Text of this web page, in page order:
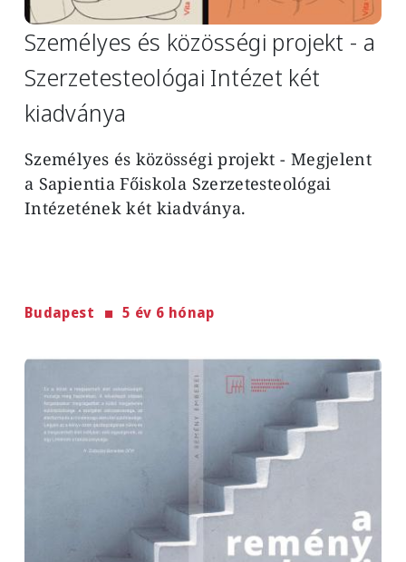
Személyes és közösségi projekt - a
Szerzetesteológai Intézet két
kiadványa
Személyes és közösségi projekt - Megjelent
a Sapientia Főiskola Szerzetesteológai
Intézetének két kiadványa.
Budapest 5 év 6 hónap
Image